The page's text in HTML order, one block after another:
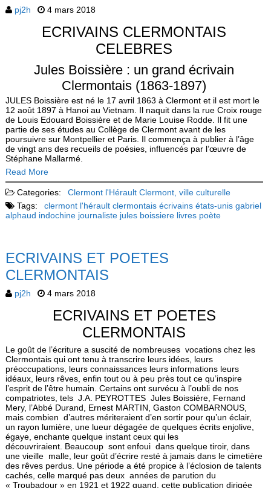
pj2h 4 mars 2018
ECRIVAINS CLERMONTAIS
CELEBRES
Jules Boissière : un grand écrivain
Clermontais (1863-1897)
JULES Boissière est né le 17 avril 1863 à Clermont et il est mort le
12 août 1897 à Hanoi au Vietnam. Il naquit dans la rue Croix rouge
de Louis Edouard Boissière et de Marie Louise Rodde. Il fit une
partie de ses études au Collège de Clermont avant de les
poursuivre sur Montpellier et Paris. Il commença à publier à l’âge
de vingt ans des recueils de poésies, influencés par l’œuvre de
Stéphane Mallarmé.
Read More
Categories: Clermont l'Hérault Clermont, ville culturelle
Tags:
clermont l'hérault clermontais écrivains états-unis gabriel
alphaud indochine journaliste jules boissiere livres poète
ECRIVAINS ET POETES
CLERMONTAIS
pj2h 4 mars 2018
ECRIVAINS ET POETES
CLERMONTAIS
Le goût de l’écriture a suscité de nombreuses vocations chez les
Clermontais qui ont tenu à transcrire leurs idées, leurs
préoccupations, leurs connaissances leurs informations leurs
idéaux, leurs rêves, enfin tout ou à peu près tout ce qu’inspire
l’esprit de l’être humain. Certains ont survécu à l’oubli de nos
compatriotes, tels J.A. PEYROTTES Jules Boissiére, Fernand
Mery, l’Abbé Durand, Ernest MARTIN, Gaston COMBARNOUS,
mais combien d’autres mériteraient d’en sortir pour qu’un éclair,
un rayon lumière, une lueur dégagée de quelques écrits enjolive,
égaye, enchante quelque instant ceux qui les
découvriraient. Beaucoup sont enfoui dans quelque tiroir, dans
une vieille malle, leur goût d’écrire resté à jamais dans le cimetière
des rêves perdus. Une période a été propice à l’éclosion de talents
cachés, celle marqué pas deux années de parution du
« Troubadour » en 1921 et 1922 quand, cette publication dirigée